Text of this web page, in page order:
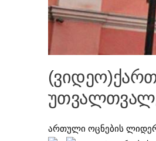
ართული ოცნების